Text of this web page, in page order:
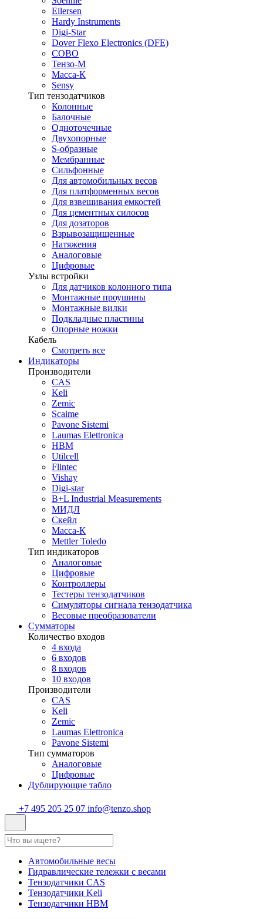
Eilersen
Hardy Instruments
Digi-Star
Dover Flexo Electronics (DFE)
COBO
Тензо-М
Масса-К
Sensy
Тип тензодатчиков
Колонные
Балочные
Одноточечные
Двухопорные
S-образные
Мембранные
Сильфонные
Для автомобильных весов
Для платформенных весов
Для взвешивания емкостей
Для цементных силосов
Для дозаторов
Взрывозащищенные
Натяжения
Аналоговые
Цифровые
Узлы встройки
Для датчиков колонного типа
Монтажные проушины
Монтажные вилки
Подкладные пластины
Опорные ножки
Кабель
Смотреть все
Индикаторы
Производители
CAS
Keli
Zemic
Scaime
Pavone Sistemi
Laumas Elettronica
HBM
Utilcell
Flintec
Vishay
Digi-star
B+L Industrial Measurements
МИДЛ
Скейл
Масса-К
Mettler Toledo
Тип индикаторов
Аналоговые
Цифровые
Контроллеры
Тестеры тензодатчиков
Симуляторы сигнала тензодатчика
Весовые преобразователи
Сумматоры
Количество входов
4 входа
6 входов
8 входов
10 входов
Производители
CAS
Keli
Zemic
Laumas Elettronica
Pavone Sistemi
Тип сумматоров
Аналоговые
Цифровые
Дублирующие табло
+7 495 205 25 07 info@tenzo.shop
Автомобильные весы
Гидравлические тележки с весами
Тензодатчики CAS
Тензодатчики Keli
Тензодатчики HBM